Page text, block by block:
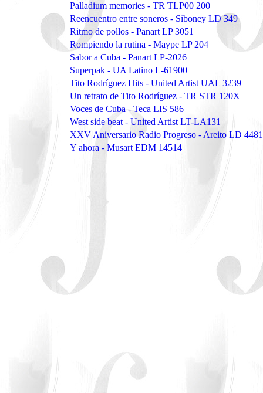
Palladium memories - TR TLP00 200
Reencuentro entre soneros - Siboney LD 349
Ritmo de pollos - Panart LP 3051
Rompiendo la rutina - Maype LP 204
Sabor a Cuba - Panart LP-2026
Superpak - UA Latino L-61900
Tito Rodríguez Hits - United Artist UAL 3239
Un retrato de Tito Rodríguez - TR STR 120X
Voces de Cuba - Teca LIS 586
West side beat - United Artist LT-LA131
XXV Aniversario Radio Progreso - Areito LD 4481
Y ahora - Musart EDM 14514